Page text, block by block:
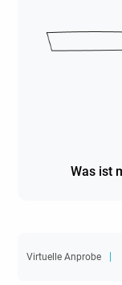
Was ist
Virtuelle Anprobe